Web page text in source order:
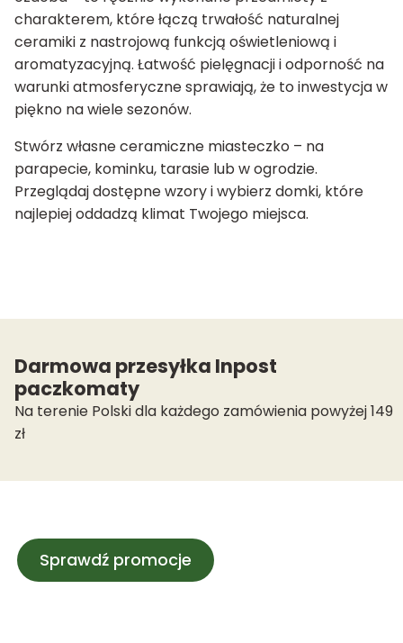
charakterem, które łączą trwałość naturalnej
ceramiki z nastrojową funkcją oświetleniową i
aromatyzacyjną. Łatwość pielęgnacji i odporność na
warunki atmosferyczne sprawiają, że to inwestycja w
piękno na wiele sezonów.
Stwórz własne ceramiczne miasteczko – na
parapecie, kominku, tarasie lub w ogrodzie.
Przeglądaj dostępne wzory i wybierz domki, które
najlepiej oddadzą klimat Twojego miejsca.
Darmowa przesyłka Inpost
paczkomaty
Na terenie Polski dla każdego zamówienia powyżej 149
zł
Sprawdź promocje